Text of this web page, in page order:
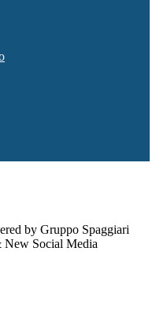
by Gruppo Spaggiari
New Social Media